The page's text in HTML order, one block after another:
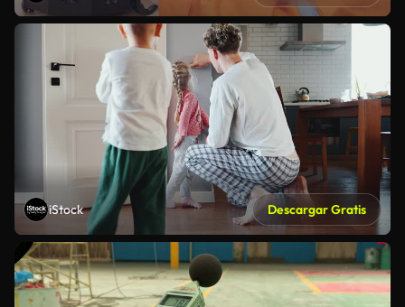
iStock Descargar Gratis